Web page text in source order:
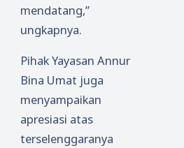
mendatang,”
ungkapnya.
Pihak Yayasan Annur
Bina Umat juga
menyampaikan
apresiasi atas
terselenggaranya